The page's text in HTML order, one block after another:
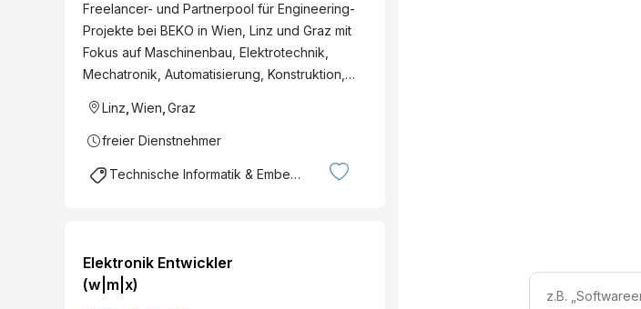
Freelancer- und Partnerpool für Engineering-
Projekte bei BEKO in Wien, Linz und Graz mit
Fokus auf Maschinenbau, Elektrotechnik,
Mechatronik, Automatisierung, Konstruktion,…
Linz Wien Graz
freier Dienstnehmer
Technische Informatik & Embedded Systems
Elektronik Entwickler
(w|m|x)